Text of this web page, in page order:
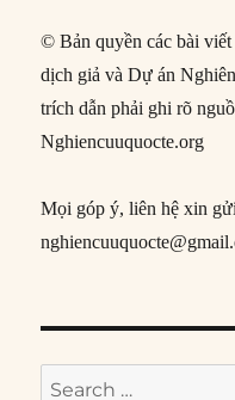
© Bản quyền các bài
dịch giả và Dự án
trích dẫn phải ghi rõ
Nghiencuuquocte.org
Mọi góp ý, liên hệ xin
Search